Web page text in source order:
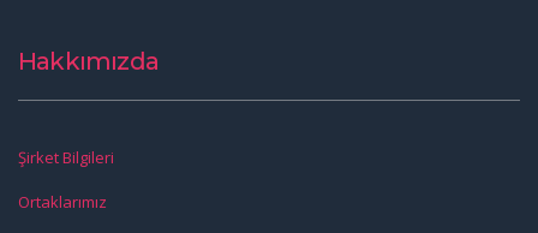
Hakkımızda
Şirket Bilgileri
Ortaklarımız